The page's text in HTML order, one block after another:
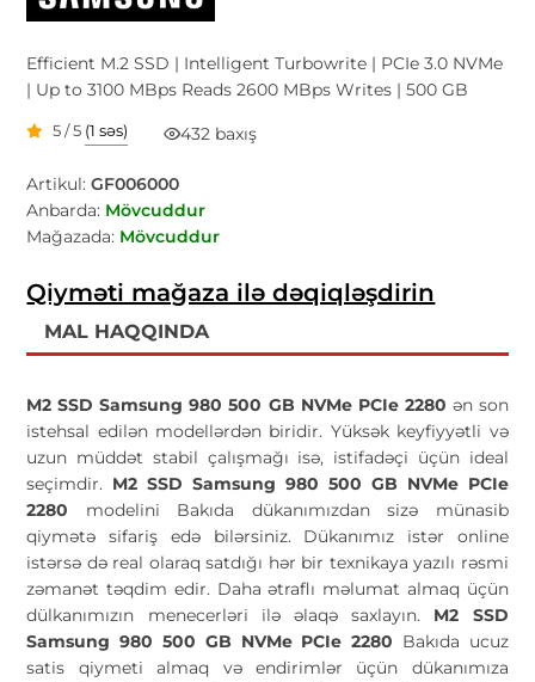
Efficient M.2 SSD | Intelligent Turbowrite | PCIe 3.0 NVMe
| Up to 3100 MBps Reads 2600 MBps Writes | 500 GB
5 / 5 (1 səs) 432 baxış
Artikul:GF006000
Anbarda: Mövcuddur
Mağazada: Mövcuddur
Qiyməti mağaza ilə dəqiqləşdirin
MAL HAQQINDA
M2 SSD Samsung 980 500 GB NVMe PCIe 2280 ən son
istehsal edilən modellərdən biridir. Yüksək keyfiyyətli və
uzun müddət stabil çalışmağı isə, istifadəçi üçün ideal
seçimdir. M2 SSD Samsung 980 500 GB NVMe PCIe
2280 modelini Bakıda dükanımızdan sizə münasib
qiymətə sifariş edə bilərsiniz. Dükanımız istər online
istərsə də real olaraq satdığı hər bir texnikaya yazılı rəsmi
zəmanət təqdim edir. Daha ətraflı məlumat almaq üçün
dülkanımızın menecerləri ilə əlaqə saxlayın. M2 SSD
Samsung 980 500 GB NVMe PCIe 2280 Bakıda ucuz
satis qiymeti almaq və endirimlər üçün dükanımıza